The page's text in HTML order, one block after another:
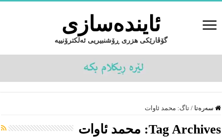
ئایندەسازى
گۆڤارێکی هزری ڕۆشنبیریی ئەلکترۆنییە
سەرەتا / تاگ: محمد ئاوات
Tag Archives: محمد ئاوات